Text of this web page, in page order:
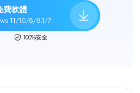
費軟體
11/10/8/8.1/7
100%安全